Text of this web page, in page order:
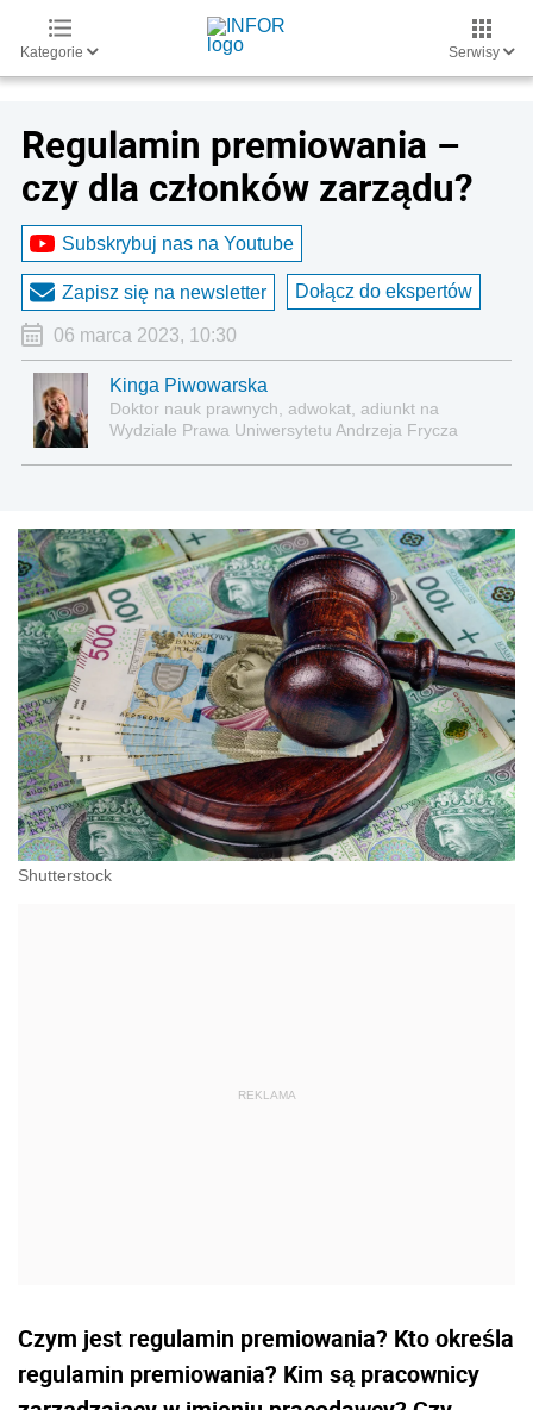
Kategorie Serwisy
Regulamin premiowania –
czy dla członków zarządu?
Subskrybuj nas na Youtube
Zapisz się na newsletter Dołącz do ekspertów
06 marca 2023, 10:30
Kinga Piwowarska
Doktor nauk prawnych, adwokat, adiunkt na
Wydziale Prawa Uniwersytetu Andrzeja Frycza
administracyjnoprawnych aspektach związanych z
pracą i pomocą socjalną.
Shutterstock
Czym jest regulamin premiowania? Kto określa
regulamin premiowania? Kim są pracownicy